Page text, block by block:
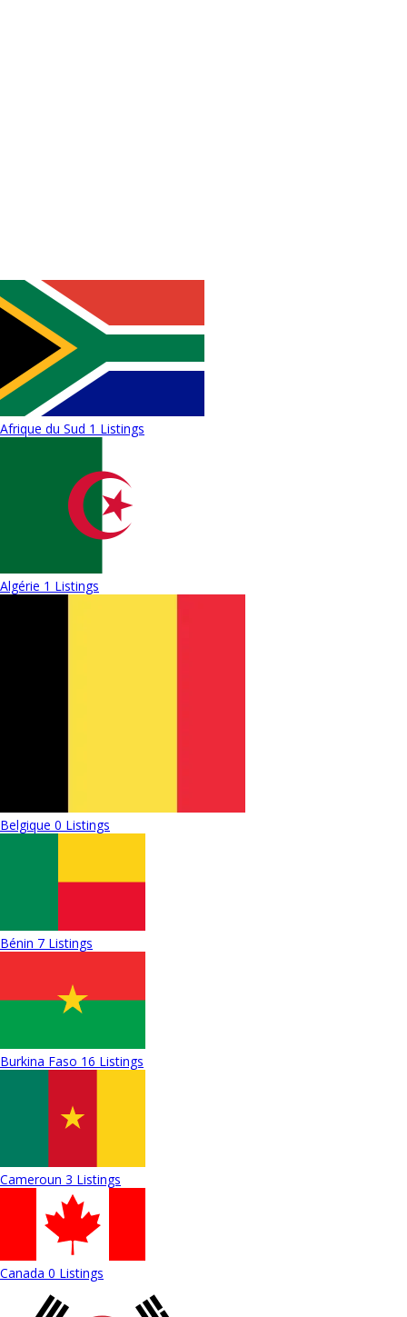
Afrique du Sud 1 Listings
Algérie 1 Listings
Belgique 0 Listings
Bénin 7 Listings
Burkina Faso 16 Listings
Cameroun 3 Listings
Canada 0 Listings